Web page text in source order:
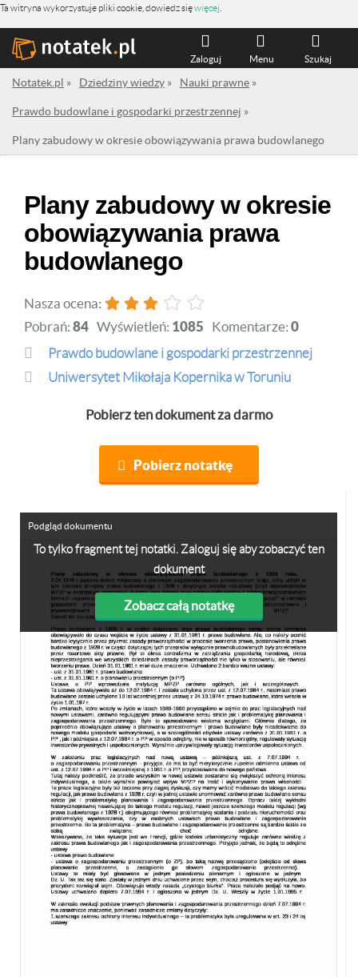
Ta witryna wykorzystuje pliki cookie, dowiedz sięwięcej
Szukaj
Menu
Zaloguj
Notatek.pl » Dziedziny wiedzy » Nauki prawne »
Prawdo budowlane i gospodarki przestrzennej »
Plany zabudowy w okresie obowiązywania prawa budowlanego
Plany zabudowy w okresie
obowiązywania prawa
budowlanego
Nasza ocena:
Pobrań: 84 Wyświetleń: 1085 Komentarze: 0
Prawdo budowlane i gospodarki przestrzennej
Uniwersytet Mikołaja Kopernika w Toruniu
Pobierz ten dokument za darmo
Pobierz notatkę
To tylko fragment tej notatki. Zaloguj się aby zobaczyć ten
dokument
Zobacz całą notatkę
Podgląd dokumentu